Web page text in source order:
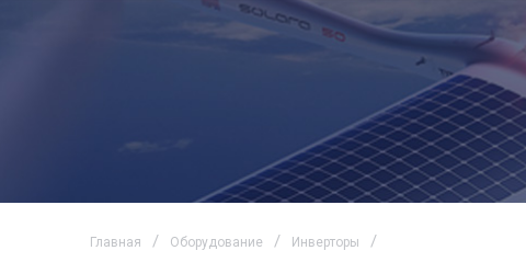
Главная Оборудование Инверторы